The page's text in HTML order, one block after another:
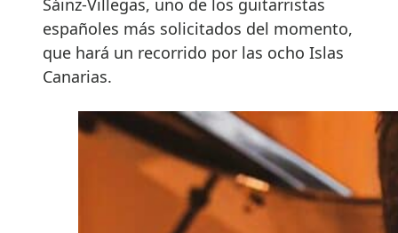
Sáinz-Villegas, uno de los guitarristas
españoles más solicitados del momento,
que hará un recorrido por las ocho Islas
Canarias.